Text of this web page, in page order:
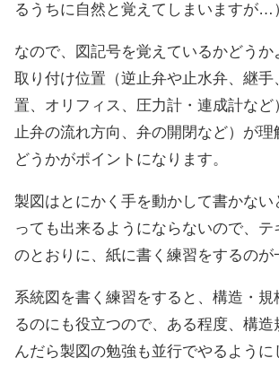
るうちに自然と覚えてしまいますが…
なので、図記号を覚えているかどう
取り付け位置（逆止弁や止水弁、継手
置、オリフィス、圧力計・連成計など
止弁の流れ方向、弁の開閉など）が理
どうかがポイントになります。
製図はとにかく手を動かして書かない
っても出来るようにならないので、
のとおりに、紙に書く練習をするのが
系統図を書く練習をすると、構造・規
るのにも役立つので、ある程度、構造
んだら製図の勉強も並行でやるように